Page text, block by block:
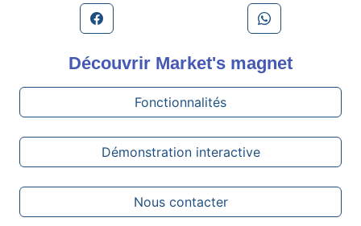
Découvrir Market's magnet
Fonctionnalités
Démonstration interactive
Nous contacter